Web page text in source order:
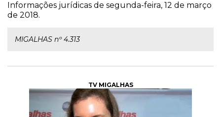
Informações jurídicas de segunda-feira, 12 de março
de 2018.
MIGALHAS nº 4.313
TV MIGALHAS